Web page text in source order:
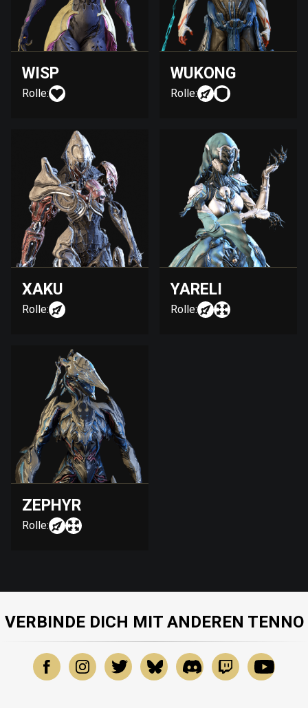
WISP
Rolle:
WUKONG
Rolle:
XAKU
Rolle:
YARELI
Rolle:
ZEPHYR
Rolle:
VERBINDE DICH MIT ANDEREN TENNO